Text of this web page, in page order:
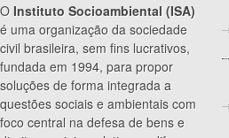
O Instituto Socioambiental (ISA)
é uma organização da sociedade
civil brasileira, sem fins lucrativos,
fundada em 1994, para propor
soluções de forma integrada a
questões sociais e ambientais com
foco central na defesa de bens e